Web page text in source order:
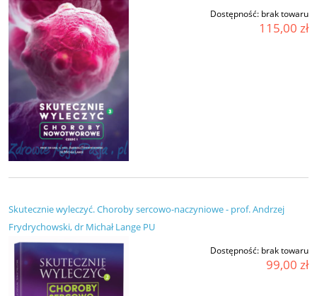
Dostępność: brak towaru
115,00 zł
Skutecznie wyleczyć. Choroby sercowo-naczyniowe - prof. Andrzej
Frydrychowski, dr Michał Lange PU
Dostępność: brak towaru
99,00 zł